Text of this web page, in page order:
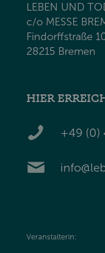
LEBEN UND
c/o MESSE
Findorffstraße
28215 Bremen
HIER
+49 (0)
Veranstalterin: